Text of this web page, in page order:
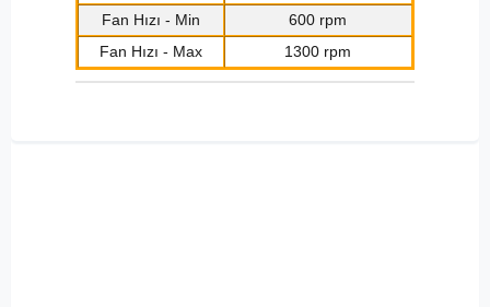
Fan Hızı - Min
600 rpm
Fan Hızı - Max
1300 rpm